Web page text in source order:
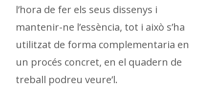
l’hora de fer els seus dissenys i
mantenir-ne l’essència, tot i això s’ha
utilitzat de forma complementaria en
un procés concret, en el quadern de
treball podreu veure’l.